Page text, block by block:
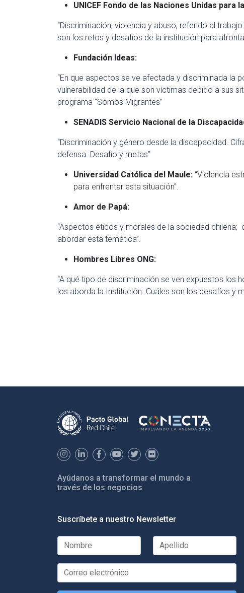
UNICEF Fondo de las Naciones Unidas para
“Discriminación, violencia y abuso, referido al
son los retos y desafíos de la institución para
Fundación Ideas:
“En que aspectos se ve afectada y discriminada la
vulnerabilidad de la que son víctimas debido a sus
programa “Somos Migrantes”
SENADIS Servicio Nacional de la
“Discriminación y género desde la discapacidad.
defensa. Desafío y metas”
Universidad Católica del Maule: “Violencia
para enfrentar esta situación”.
Amor de Papá:
“Aspectos éticos y morales de la sociedad
abordar esta temática”.
Hombres Libres ONG:
“A qué tipo de discriminación se ven expuestos los
los aborda la Institución. Cuáles son los desafíos y
Ayúdanos a transformar el mundo a
través de los negocios
Suscríbete a nuestro Newsletter